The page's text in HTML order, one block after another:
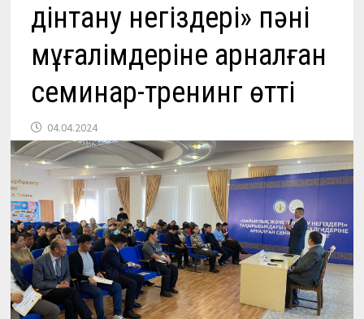
дінтану негіздері» пәні
мұғалімдеріне арналған
семинар-тренинг өтті
04.04.2024